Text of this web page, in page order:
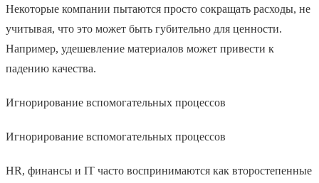
Некоторые компании пытаются просто сокращать расходы, не
учитывая, что это может быть губительно для ценности.
Например, удешевление материалов может привести к
падению качества.
Игнорирование вспомогательных процессов
Игнорирование вспомогательных процессов
HR, финансы и IT часто воспринимаются как второстепенные